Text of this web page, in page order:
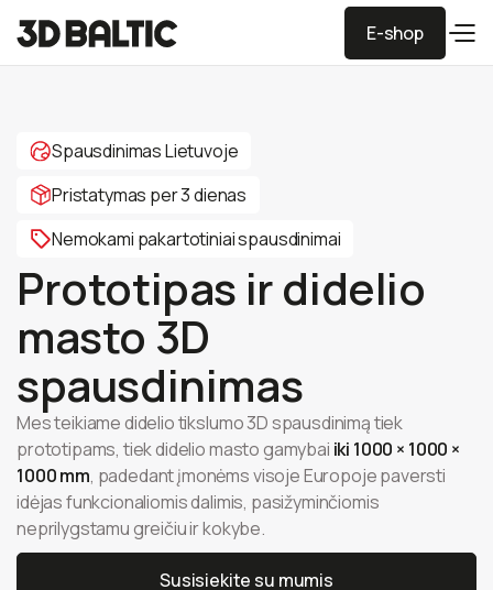
E-shop
E-shop
Spausdinimas Lietuvoje
Pristatymas per 3 dienas
Nemokami pakartotiniai spausdinimai
Prototipas ir didelio
masto 3D
spausdinimas
Mes teikiame didelio tikslumo 3D spausdinimą tiek
prototipams, tiek didelio masto gamybai iki 1000 × 1000 ×
1000 mm, padedant įmonėms visoje Europoje paversti
idėjas funkcionaliomis dalimis, pasižyminčiomis
neprilygstamu greičiu ir kokybe.
Susisiekite su mumis